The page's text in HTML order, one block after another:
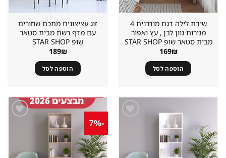
שידת לילה דגם מודרנית 4
מגירות גוון לבן , עץ ואפור
מבית סטאר שופ STAR SHOP
169₪
הוספה לסל
זוג עציצונים מתכת שחורים
עם מדף רשת מבית סטאר
שופ STAR SHOP
189₪
הוספה לסל
-7%